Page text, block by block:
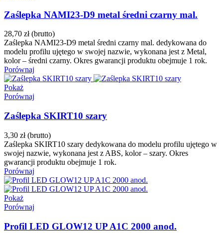
Zaślepka NAMI23-D9 metal średni czarny mal.
28,70 zł (brutto)
Zaślepka NAMI23-D9 metal średni czarny mal. dedykowana do
modelu profilu ujętego w swojej nazwie, wykonana jest z Metal,
kolor – średni czarny. Okres gwarancji produktu obejmuje 1 rok.
Porównaj
Pokaż
Porównaj
Zaślepka SKIRT10 szary
3,30 zł (brutto)
Zaślepka SKIRT10 szary dedykowana do modelu profilu ujętego w
swojej nazwie, wykonana jest z ABS, kolor – szary. Okres
gwarancji produktu obejmuje 1 rok.
Porównaj
Pokaż
Porównaj
Profil LED GLOW12 UP A1C 2000 anod.